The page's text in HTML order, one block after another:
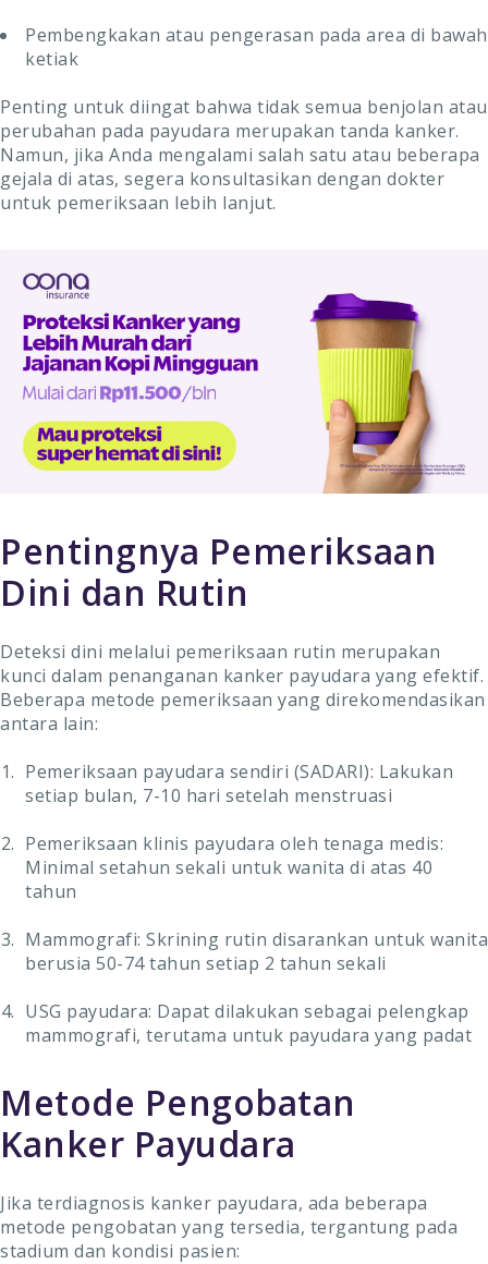
Pembengkakan atau pengerasan pada area di bawah
ketiak
Penting untuk diingat bahwa tidak semua benjolan atau
perubahan pada payudara merupakan tanda kanker.
Namun, jika Anda mengalami salah satu atau beberapa
gejala di atas, segera konsultasikan dengan dokter
untuk pemeriksaan lebih lanjut.
Pentingnya Pemeriksaan
Dini dan Rutin
Deteksi dini melalui pemeriksaan rutin merupakan
kunci dalam penanganan kanker payudara yang efektif.
Beberapa metode pemeriksaan yang direkomendasikan
antara lain:
Pemeriksaan payudara sendiri (SADARI): Lakukan
setiap bulan, 7-10 hari setelah menstruasi
Pemeriksaan klinis payudara oleh tenaga medis:
Minimal setahun sekali untuk wanita di atas 40
tahun
Mammografi: Skrining rutin disarankan untuk wanita
berusia 50-74 tahun setiap 2 tahun sekali
USG payudara: Dapat dilakukan sebagai pelengkap
mammografi, terutama untuk payudara yang padat
Metode Pengobatan
Kanker Payudara
Jika terdiagnosis kanker payudara, ada beberapa
metode pengobatan yang tersedia, tergantung pada
stadium dan kondisi pasien: